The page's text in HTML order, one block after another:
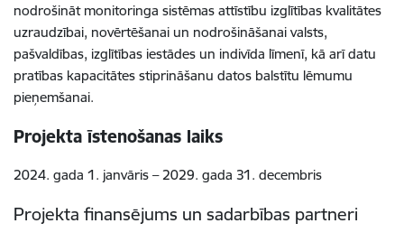
nodrošināt monitoringa sistēmas attīstību izglītības kvalitātes
uzraudzībai, novērtēšanai un nodrošināšanai valsts,
pašvaldības, izglītības iestādes un indivīda līmenī, kā arī datu
pratības kapacitātes stiprināšanu datos balstītu lēmumu
pieņemšanai.
Projekta īstenošanas laiks
2024. gada 1. janvāris – 2029. gada 31. decembris
Projekta finansējums un sadarbības partneri